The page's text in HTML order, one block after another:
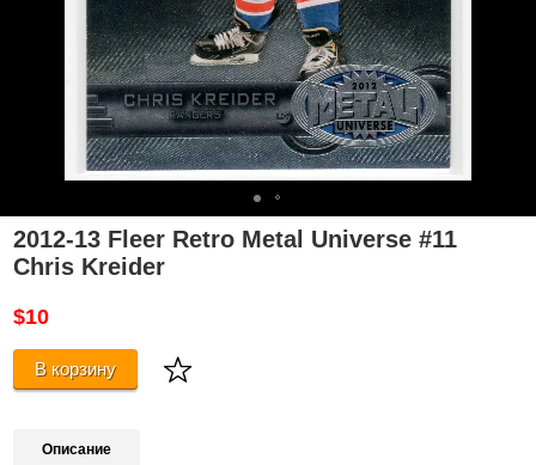
2012-13 Fleer Retro Metal Universe #11
Chris Kreider
$10
В корзину
Описание